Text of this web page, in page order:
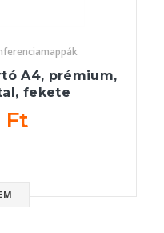
A4, prémium,
fekete
Ft